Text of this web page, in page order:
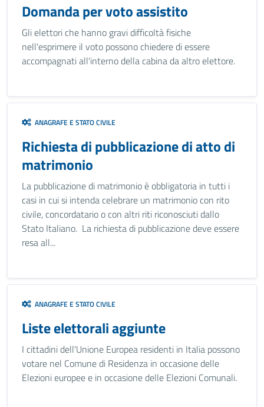
Domanda per voto assistito
Gli elettori che hanno gravi difficoltà fisiche
nell'esprimere il voto possono chiedere di essere
accompagnati all'interno della cabina da altro elettore.
ANAGRAFE E STATO CIVILE
Richiesta di pubblicazione di atto di
matrimonio
La pubblicazione di matrimonio è obbligatoria in tutti i
casi in cui si intenda celebrare un matrimonio con rito
civile, concordatario o con altri riti riconosciuti dallo
Stato Italiano. La richiesta di pubblicazione deve essere
resa all...
ANAGRAFE E STATO CIVILE
Liste elettorali aggiunte
I cittadini dell'Unione Europea residenti in Italia possono
votare nel Comune di Residenza in occasione delle
Elezioni europee e in occasione delle Elezioni Comunali.